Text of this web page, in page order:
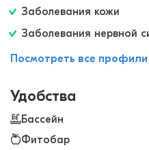
много всего. Про
вообще писать! Кормят
целый день можно что-
игристым! В общем,
Заболевания кожи
Заболевания нервной
Посмотреть все профили
Удобства
Бассейн
Фитобар